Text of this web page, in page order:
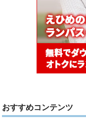
おすすめコンテンツ